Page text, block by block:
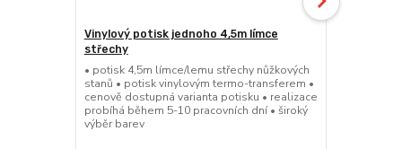
Vinylový potisk jednoho 4,5m límce
střechy
• potisk 4,5m límce/lemu střechy nůžkových
stanů • potisk vinylovým termo-transferem •
cenově dostupná varianta potisku • realizace
probíhá během 5-10 pracovních dní • široký
výběr barev